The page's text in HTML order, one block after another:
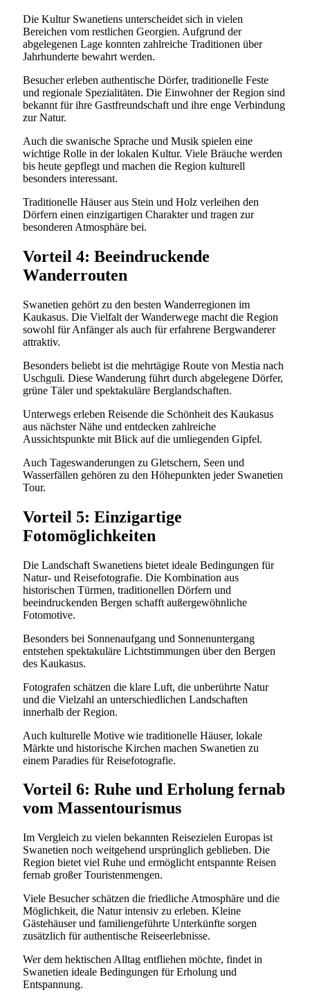
Die Kultur Swanetiens unterscheidet sich in vielen
Bereichen vom restlichen Georgien. Aufgrund der
abgelegenen Lage konnten zahlreiche Traditionen über
Jahrhunderte bewahrt werden.
Besucher erleben authentische Dörfer, traditionelle Feste
und regionale Spezialitäten. Die Einwohner der Region sind
bekannt für ihre Gastfreundschaft und ihre enge Verbindung
zur Natur.
Auch die swanische Sprache und Musik spielen eine
wichtige Rolle in der lokalen Kultur. Viele Bräuche werden
bis heute gepflegt und machen die Region kulturell
besonders interessant.
Traditionelle Häuser aus Stein und Holz verleihen den
Dörfern einen einzigartigen Charakter und tragen zur
besonderen Atmosphäre bei.
Vorteil 4: Beeindruckende
Wanderrouten
Swanetien gehört zu den besten Wanderregionen im
Kaukasus. Die Vielfalt der Wanderwege macht die Region
sowohl für Anfänger als auch für erfahrene Bergwanderer
attraktiv.
Besonders beliebt ist die mehrtägige Route von Mestia nach
Uschguli. Diese Wanderung führt durch abgelegene Dörfer,
grüne Täler und spektakuläre Berglandschaften.
Unterwegs erleben Reisende die Schönheit des Kaukasus
aus nächster Nähe und entdecken zahlreiche
Aussichtspunkte mit Blick auf die umliegenden Gipfel.
Auch Tageswanderungen zu Gletschern, Seen und
Wasserfällen gehören zu den Höhepunkten jeder Swanetien
Tour.
Vorteil 5: Einzigartige
Fotomöglichkeiten
Die Landschaft Swanetiens bietet ideale Bedingungen für
Natur- und Reisefotografie. Die Kombination aus
historischen Türmen, traditionellen Dörfern und
beeindruckenden Bergen schafft außergewöhnliche
Fotomotive.
Besonders bei Sonnenaufgang und Sonnenuntergang
entstehen spektakuläre Lichtstimmungen über den Bergen
des Kaukasus.
Fotografen schätzen die klare Luft, die unberührte Natur
und die Vielzahl an unterschiedlichen Landschaften
innerhalb der Region.
Auch kulturelle Motive wie traditionelle Häuser, lokale
Märkte und historische Kirchen machen Swanetien zu
einem Paradies für Reisefotografie.
Vorteil 6: Ruhe und Erholung fernab
vom Massentourismus
Im Vergleich zu vielen bekannten Reisezielen Europas ist
Swanetien noch weitgehend ursprünglich geblieben. Die
Region bietet viel Ruhe und ermöglicht entspannte Reisen
fernab großer Touristenmengen.
Viele Besucher schätzen die friedliche Atmosphäre und die
Möglichkeit, die Natur intensiv zu erleben. Kleine
Gästehäuser und familiengeführte Unterkünfte sorgen
zusätzlich für authentische Reiseerlebnisse.
Wer dem hektischen Alltag entfliehen möchte, findet in
Swanetien ideale Bedingungen für Erholung und
Entspannung.